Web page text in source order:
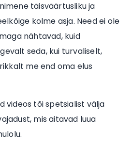
täisväärtusliku ja
kolme asja. Need ei ole
nähtavad, kuid
seda, kui turvaliselt,
me end oma elus
videos tõi spetsialist välja
mis aitavad luua